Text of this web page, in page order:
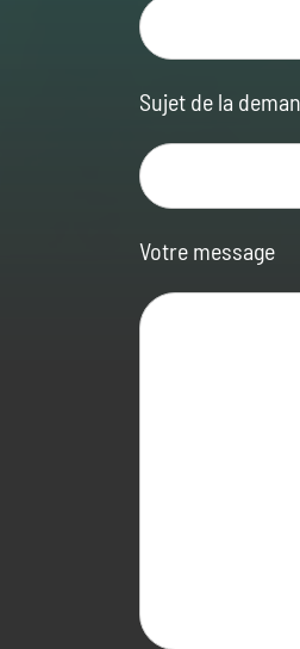
Sujet de la
Votre message